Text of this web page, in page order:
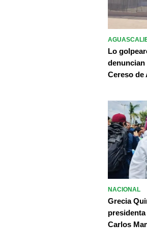
Lo
Cereso de
NACIONAL
Grecia
Carlos